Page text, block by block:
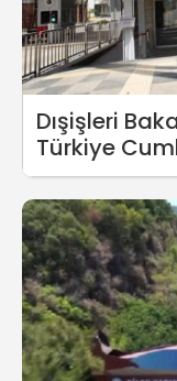
Dışişleri
Türkiye